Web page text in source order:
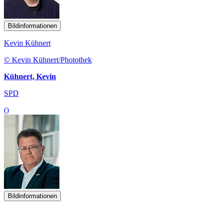
Bildinformationen
Kevin Kühnert
© Kevin Kühnert/Photothek
Kühnert, Kevin
SPD
()
Bildinformationen